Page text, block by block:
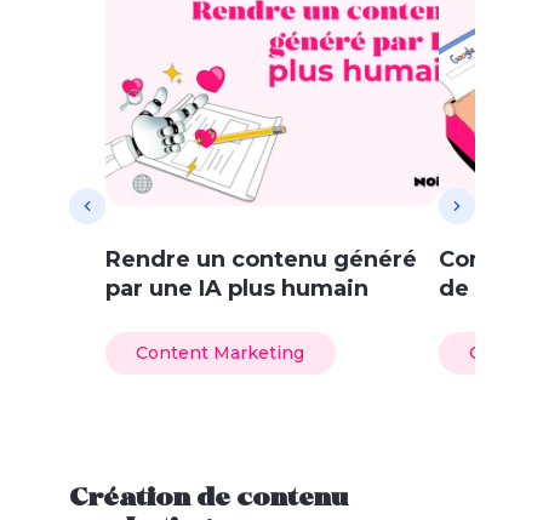
Rendre un contenu généré
par une IA plus humain
Content Marketing
de blog
Création de contenu